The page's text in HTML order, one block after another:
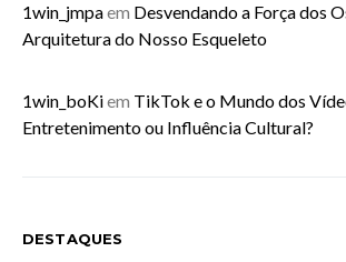
1win_jmpaem Desvendando a Força dos
Arquitetura do Nosso Esqueleto
1win_boKiem TikTok e o Mundo dos
Entretenimento ou Influência Cultural?
DESTAQUES